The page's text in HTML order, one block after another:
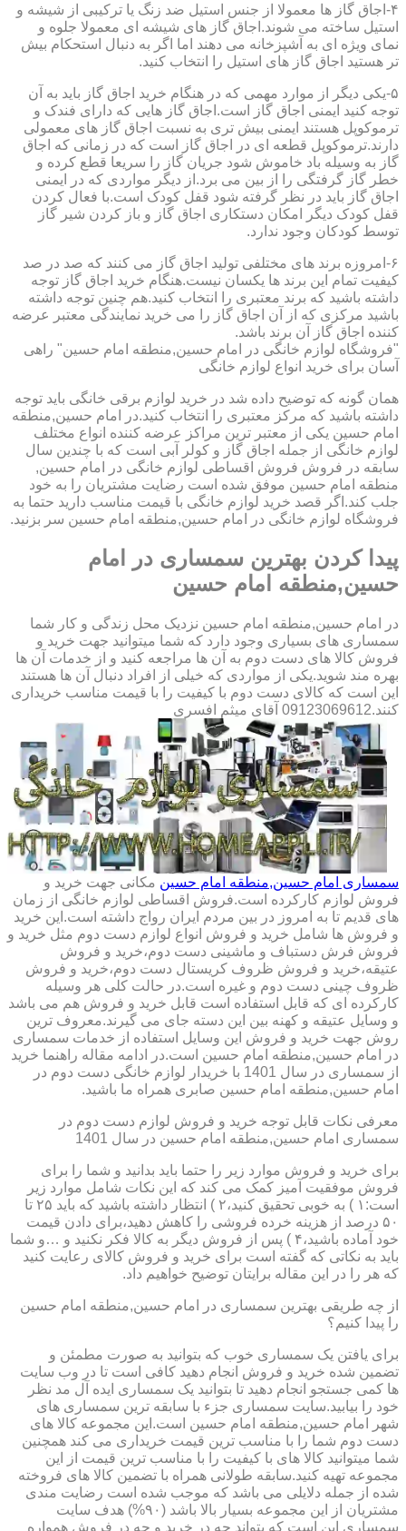
۴-اجاق گاز ها معمولا از جنس استیل ضد زنگ یا ترکیبی از شیشه و
استیل ساخته می شوند.اجاق گاز های شیشه ای معمولا جلوه و
نمای ویژه ای به آشپزخانه می دهند اما اگر به دنبال استحکام بیش
تر هستید اجاق گاز های استیل را انتخاب کنید.
۵-یکی دیگر از موارد مهمی که در هنگام خرید اجاق گاز باید به آن
توجه کنید ایمنی اجاق گاز است.اجاق گاز هایی که دارای فندک و
ترموکوپل هستند ایمنی بیش تری به نسبت اجاق گاز های معمولی
دارند.ترموکوپل قطعه ای در اجاق گاز است که در زمانی که اجاق
گاز به وسیله باد خاموش شود جریان گاز را سریعا قطع کرده و
خطر گاز گرفتگی را از بین می برد.از دیگر مواردی که در ایمنی
اجاق گاز باید در نظر گرفته شود قفل کودک است.با فعال کردن
قفل کودک دیگر امکان دستکاری اجاق گاز و باز کردن شیر گاز
توسط کودکان وجود ندارد.
۶-امروزه برند های مختلفی تولید اجاق گاز می کنند که صد در صد
کیفیت تمام این برند ها یکسان نیست.هنگام خرید اجاق گاز توجه
داشته باشید که برند معتبری را انتخاب کنید.هم چنین توجه داشته
باشید مرکزی که از آن اجاق گاز را می خرید نمایندگی معتبر عرضه
کننده اجاق گاز آن برند باشد.
"فروشگاه لوازم خانگی در امام حسین,منطقه امام حسین" راهی
آسان برای خرید انواع لوازم خانگی
همان گونه که توضیح داده شد در خرید لوازم برقی خانگی باید توجه
داشته باشید که مرکز معتبری را انتخاب کنید.در امام حسین,منطقه
امام حسین یکی از معتبر ترین مراکز عرضه کننده انواع مختلف
لوازم خانگی از جمله اجاق گاز و کولر آبی است که با چندین سال
سابقه در فروش فروش اقساطی لوازم خانگی در امام حسین,
منطقه امام حسین موفق شده است رضایت مشتریان را به خود
جلب کند.اگر قصد خرید لوازم خانگی با قیمت مناسب دارید حتما به
فروشگاه لوازم خانگی در امام حسین,منطقه امام حسین سر بزنید.
پیدا کردن بهترین سمساری در امام
حسین,منطقه امام حسین
در امام حسین,منطقه امام حسین نزدیک محل زندگی و کار شما
سمساری های بسیاری وجود دارد که شما میتوانید جهت خرید و
فروش کالا های دست دوم به آن ها مراجعه کنید و از خدمات آن ها
بهره مند شوید.یکی از مواردی که خیلی از افراد دنبال آن ها هستند
این است که کالای دست دوم با کیفیت را با قیمت مناسب خریداری
کنند.09123069612 آقای میثم افسری
سمساری امام حسین,منطقه امام حسین مکانی جهت خرید و
فروش لوازم کارکرده است.فروش اقساطی لوازم خانگی از زمان
های قدیم تا به امروز در بین مردم ایران رواج داشته است.این خرید
و فروش ها شامل خرید و فروش انواع لوازم دست دوم مثل خرید و
فروش فرش دستباف و ماشینی دست دوم،خرید و فروش
عتیقه،خرید و فروش ظروف کریستال دست دوم،خرید و فروش
ظروف چینی دست دوم و غیره است.در حالت کلی هر وسیله
کارکرده ای که قابل استفاده است قابل خرید و فروش هم می باشد
و وسایل عتیقه و کهنه بین این دسته جای می گیرند.معروف ترین
روش جهت خرید و فروش این وسایل استفاده از خدمات سمساری
در امام حسین,منطقه امام حسین است.در ادامه مقاله راهنما خرید
از سمساری در سال 1401 با خریدار لوازم خانگی دست دوم در
امام حسین,منطقه امام حسین صابری همراه ما باشید.
معرفی نکات قابل توجه خرید و فروش لوازم دست دوم در
سمساری امام حسین,منطقه امام حسین در سال 1401
برای خرید و فروش موارد زیر را حتما باید بدانید و شما را برای
فروش موفقیت آمیز کمک می کند که این نکات شامل موارد زیر
است:۱ ) به خوبی تحقیق کنید،۲ ) انتظار داشته باشید که باید ۲۵ تا
۵۰ درصد از هزینه خرده فروشی را کاهش دهید،برای دادن قیمت
خود آماده باشید،۴ ) پس از فروش دیگر به کالا فکر نکنید و …و شما
باید به نکاتی که گفته است برای خرید و فروش کالای رعایت کنید
که هر را در این مقاله برایتان توضیح خواهیم داد.
از چه طریقی بهترین سمساری در امام حسین,منطقه امام حسین
را پیدا کنیم؟
برای یافتن یک سمساری خوب که بتوانید به صورت مطمئن و
تضمین شده خرید و فروش انجام دهید کافی است تا در وب سایت
ها کمی جستجو انجام دهید تا بتوانید یک سمساری ایده آل مد نظر
خود را بیابید.سایت سمساری جزء با سابقه ترین سمساری های
شهر امام حسین,منطقه امام حسین است.این مجموعه کالا های
دست دوم شما را با مناسب ترین قیمت خریداری می کند همچنین
شما میتوانید کالا های با کیفیت را با مناسب ترین قیمت از این
مجموعه تهیه کنید.سابقه طولانی همراه با تضمین کالا های فروخته
شده از جمله دلایلی می باشد که موجب شده است رضایت مندی
مشتریان از این مجموعه بسیار بالا باشد (۹۰%) هدف سایت
سمساری این است که بتواند چه در خرید و چه در فروش همواره